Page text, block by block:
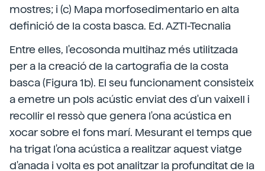
mostres; i (c) Mapa morfosedimentario en alta
definició de la costa basca. Ed. AZTI-Tecnalia
Entre elles, l'ecosonda multihaz més utilitzada
per a la creació de la cartografia de la costa
basca (Figura 1b). El seu funcionament consisteix
a emetre un pols acústic enviat des d'un vaixell i
recollir el ressò que genera l'ona acústica en
xocar sobre el fons marí. Mesurant el temps que
ha trigat l'ona acústica a realitzar aquest viatge
d'anada i volta es pot analitzar la profunditat de la